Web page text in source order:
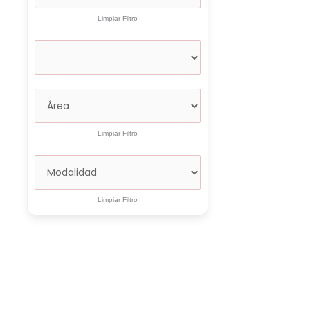
Limpiar Filtro
Limpiar Filtro
Limpiar Filtro